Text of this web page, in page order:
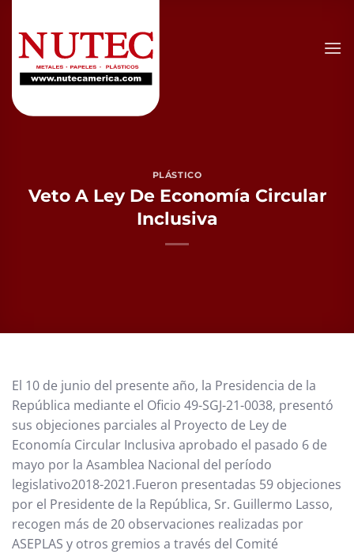
contenido
PLÁSTICO
Veto A Ley De Economía Circular
Inclusiva
El 10 de junio del presente año, la Presidencia de la
República mediante el Oficio 49-SGJ-21-0038, presentó
sus objeciones parciales al Proyecto de Ley de
Economía Circular Inclusiva aprobado el pasado 6 de
mayo por la Asamblea Nacional del período
legislativo2018-2021.Fueron presentadas 59 objeciones
por el Presidente de la República, Sr. Guillermo Lasso,
recogen más de 20 observaciones realizadas por
ASEPLAS y otros gremios a través del Comité